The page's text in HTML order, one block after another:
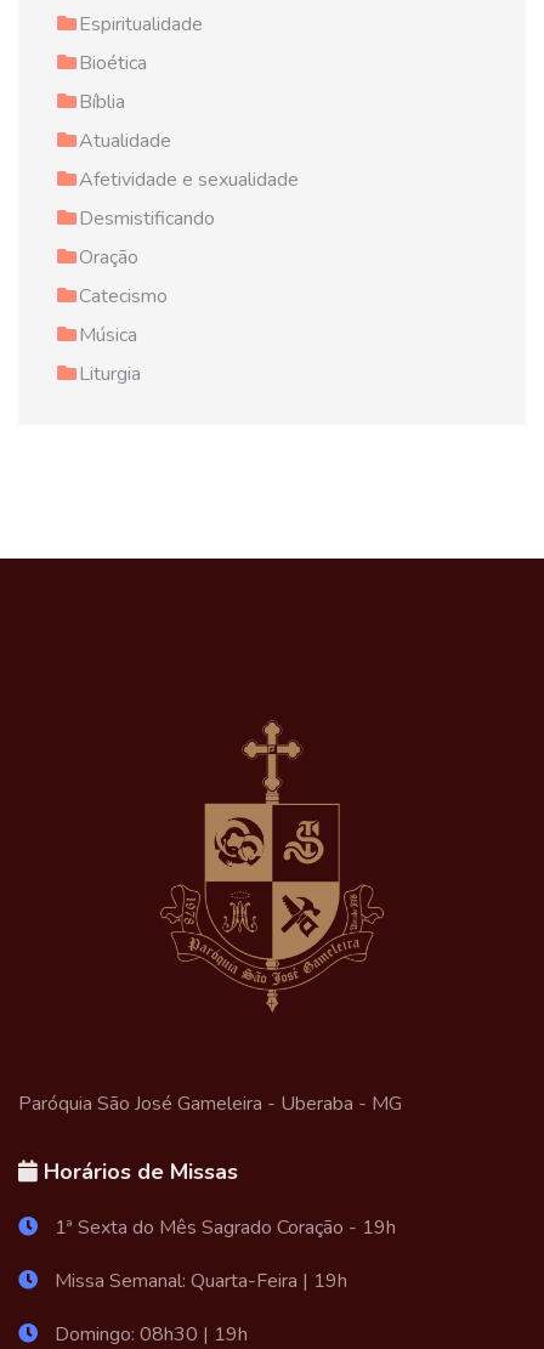
Espiritualidade
Bioética
Bíblia
Atualidade
Afetividade e sexualidade
Desmistificando
Oração
Catecismo
Música
Liturgia
Paróquia São José Gameleira - Uberaba - MG
Horários de Missas
1ª Sexta do Mês Sagrado Coração - 19h
Missa Semanal: Quarta-Feira | 19h
Domingo: 08h30 | 19h